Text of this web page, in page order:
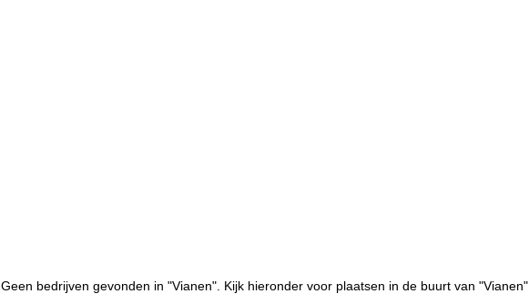
Geen bedrijven gevonden in "Vianen". Kijk hieronder voor plaatsen in de buurt van "Vianen".